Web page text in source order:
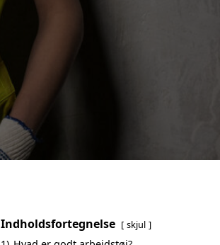
Indholdsfortegnelse skjul